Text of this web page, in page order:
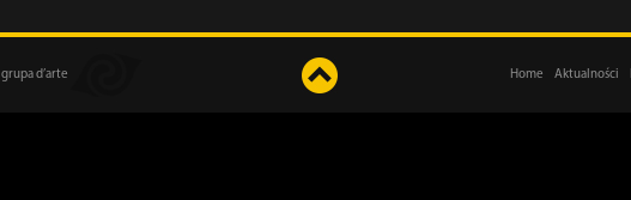
grupa d’arte Home Aktualności